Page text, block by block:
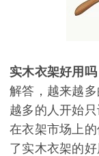
实木衣架好用
解答，越来越
越多的人开始
在衣架市场上
了实木衣架的